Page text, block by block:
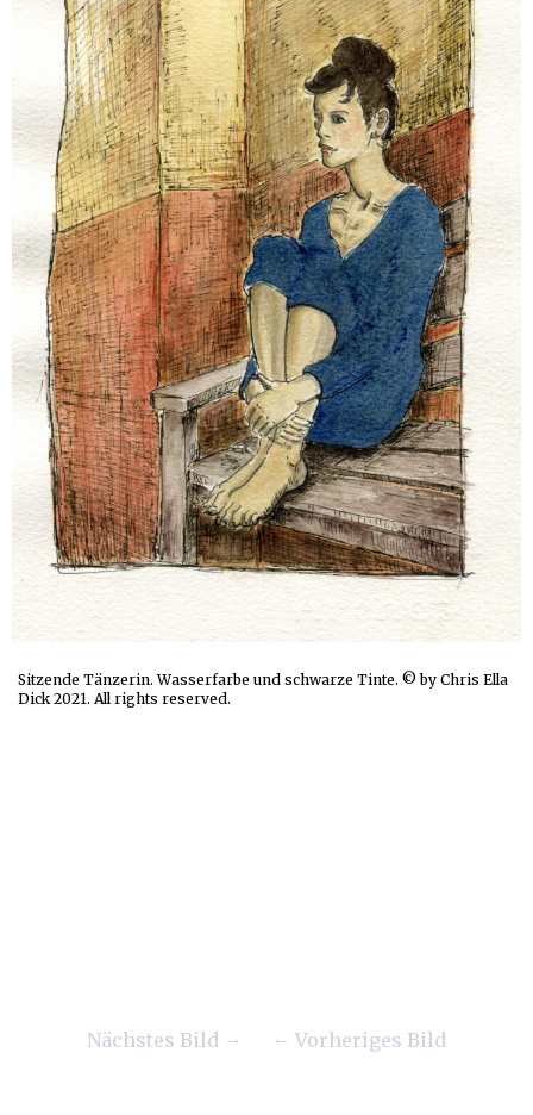
Sitzende Tänzerin. Wasserfarbe und schwarze Tinte. © by Chris Ella
Dick 2021. All rights reserved.
Nächstes Bild Vorheriges Bild